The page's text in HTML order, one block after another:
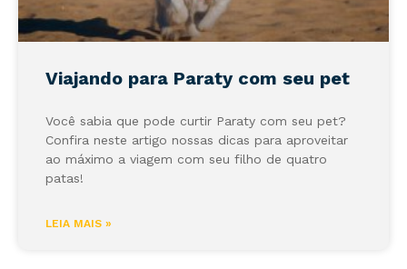
Viajando para Paraty com seu pet
Você sabia que pode curtir Paraty com seu pet?
Confira neste artigo nossas dicas para aproveitar
ao máximo a viagem com seu filho de quatro
patas!
LEIA MAIS »